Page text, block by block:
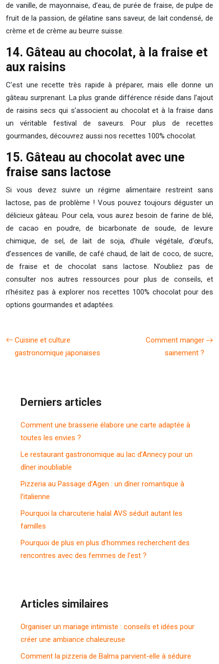
de vanille, de mayonnaise, d’eau, de purée de fraise, de pulpe de
fruit de la passion, de gélatine sans saveur, de lait condensé, de
crème et de crème au beurre suisse.
14. Gâteau au chocolat, à la fraise et
aux raisins
C’est une recette très rapide à préparer, mais elle donne un
gâteau surprenant. La plus grande différence réside dans l’ajout
de raisins secs qui s’associent au chocolat et à la fraise dans
un véritable festival de saveurs. Pour plus de recettes
gourmandes, découvrez aussi nos recettes 100% chocolat.
15. Gâteau au chocolat avec une
fraise sans lactose
Si vous devez suivre un régime alimentaire restreint sans
lactose, pas de problème ! Vous pouvez toujours déguster un
délicieux gâteau. Pour cela, vous aurez besoin de farine de blé,
de cacao en poudre, de bicarbonate de soude, de levure
chimique, de sel, de lait de soja, d’huile végétale, d’œufs,
d’essences de vanille, de café chaud, de lait de coco, de sucre,
de fraise et de chocolat sans lactose. N’oubliez pas de
consulter nos autres ressources pour plus de conseils, et
n’hésitez pas à explorer nos recettes 100% chocolat pour des
options gourmandes et adaptées.
Cuisine et culture
gastronomique japonaises
Comment manger
sainement ?
Derniers articles
Comment une brasserie élabore une carte adaptée à
toutes les envies ?
Le restaurant gastronomique au lac d’Annecy pour un
dîner inoubliable
Pizzeria au Passage d’Agen : un dîner romantique à
l’italienne
Pourquoi la charcuterie halal AVS séduit autant les
familles
Pourquoi de plus en plus d’hommes recherchent des
rencontres avec des femmes de l’est ?
Articles similaires
Organiser un mariage intimiste : conseils et idées pour
créer une ambiance chaleureuse
Comment la pizzeria de Balma parvient-elle à séduire